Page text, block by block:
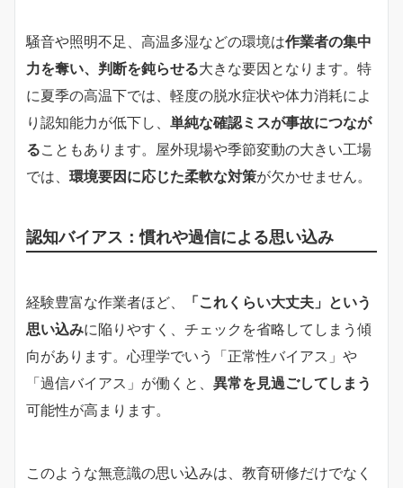
騒音や照明不足、高温多湿などの環境は作業者の集中
力を奪い、判断を鈍らせる大きな要因となります。特
に夏季の高温下では、軽度の脱水症状や体力消耗によ
り認知能力が低下し、 単純な確認ミスが事故につなが
ることもあります。屋外現場や季節変動の大きい工場
では、 環境要因に応じた柔軟な対策が欠かせません。
認知バイアス：慣れや過信による思い込み
経験豊富な作業者ほど、
「これくらい大丈夫」という
思い込みに陥りやすく、チェックを省略してしまう傾
向があります。心理学でいう「正常性バイアス」や
「過信バイアス」が働くと、 異常を見過ごしてしまう
可能性が高まります。
このような無意識の思い込みは、教育研修だけでなく